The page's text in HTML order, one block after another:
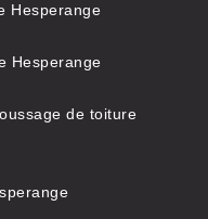
Hesperange
Hesperange
de toiture